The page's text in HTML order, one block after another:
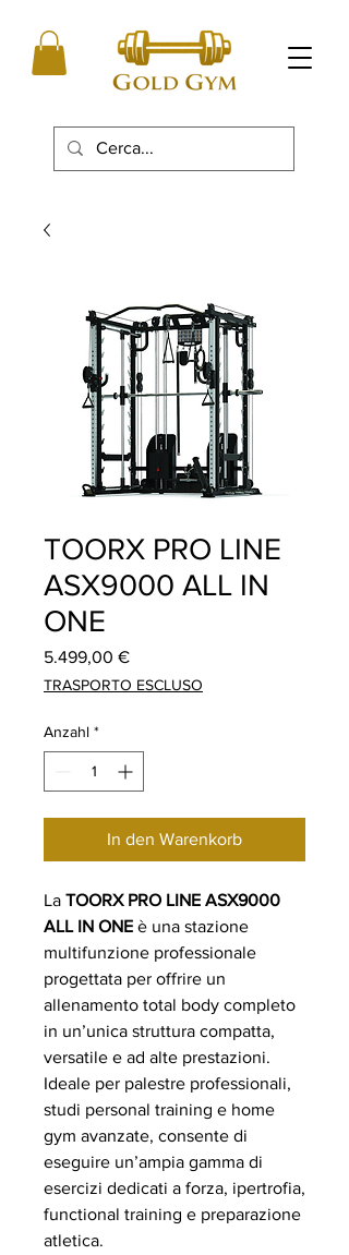
TOORX PRO LINE
ASX9000 ALL IN
ONE
5.499,00 €Preis
TRASPORTO ESCLUSO
Anzahl *
In den Warenkorb
La TOORX PRO LINE ASX9000
ALL IN ONE è una stazione
multifunzione professionale
progettata per offrire un
allenamento total body completo
in un’unica struttura compatta,
versatile e ad alte prestazioni.
Ideale per palestre professionali,
studi personal training e home
gym avanzate, consente di
eseguire un’ampia gamma di
esercizi dedicati a forza, ipertrofia,
functional training e preparazione
atletica.